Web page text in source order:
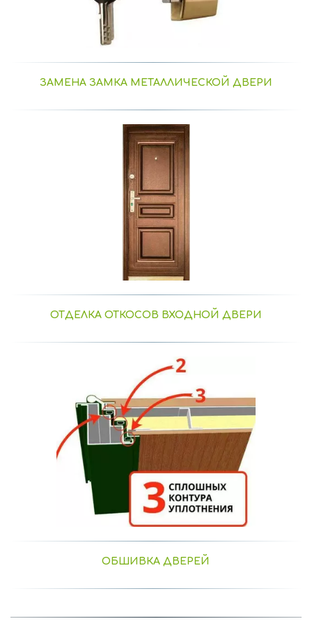
ЗАМЕНА ЗАМКА МЕТАЛЛИЧЕСКОЙ ДВЕРИ
ОТДЕЛКА ОТКОСОВ ВХОДНОЙ ДВЕРИ
ОБШИВКА ДВЕРЕЙ